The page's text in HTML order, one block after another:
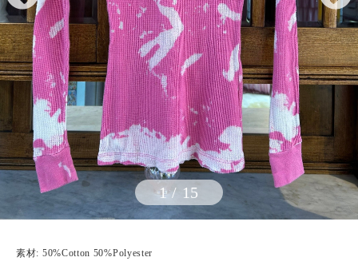
1/ 15
素材: 50%Cotton 50%Polyester